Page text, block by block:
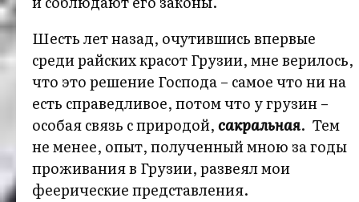
Шесть лет назад, очутившись впервые
среди райских красот Грузии, мне верилось,
что это решение Господа – самое что ни на
есть справедливое, потом что у грузин –
особая связь с природой,сакральная. Тем
не менее, опыт, полученный мною за годы
проживания в Грузии, развеял мои
феерические представления.